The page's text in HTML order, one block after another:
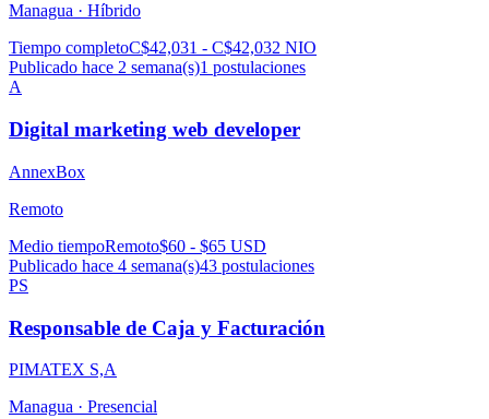
Managua · Híbrido
Tiempo completoC$42,031 - C$42,032 NIO
Publicado hace 2 semana(s)1 postulaciones
A
Digital marketing web developer
AnnexBox
Remoto
Medio tiempoRemoto$60 - $65 USD
Publicado hace 4 semana(s)43 postulaciones
PS
Responsable de Caja y Facturación
PIMATEX S,A
Managua · Presencial